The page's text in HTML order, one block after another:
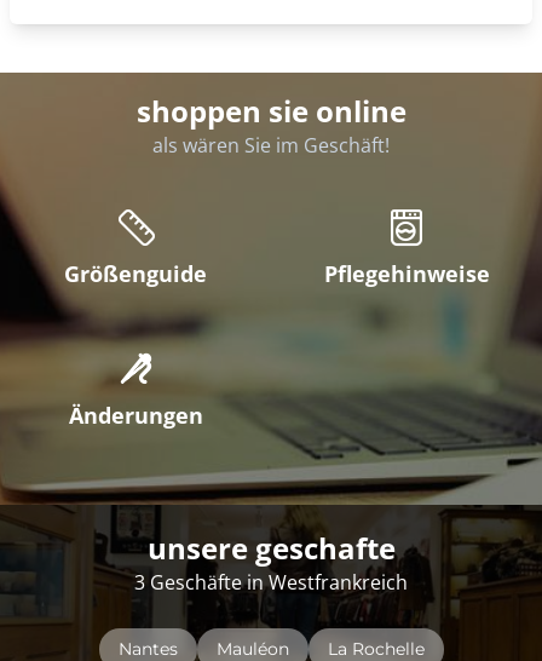
shoppen sie online
als wären Sie im Geschäft!
Größenguide Pflegehinweise
Änderungen
unsere geschafte
3 Geschäfte in Westfrankreich
Nantes Mauléon La Rochelle